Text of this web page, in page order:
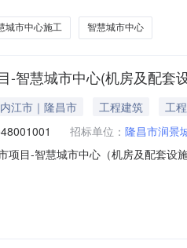
城市中心施工 智慧城市中心
-智慧城市中心(机房及配套
江市｜隆昌市 工程建筑
工程
招标单位： 隆昌市润景
项目-智慧城市中心（机房及配套设
施工阶段以实际使用量作为工程
程和场地平整不在